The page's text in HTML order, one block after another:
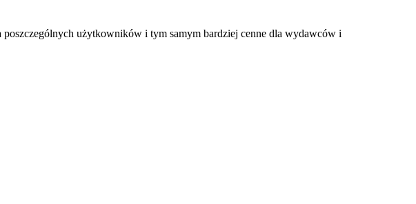
użytkowników i tym samym bardziej cenne dla wydawców i